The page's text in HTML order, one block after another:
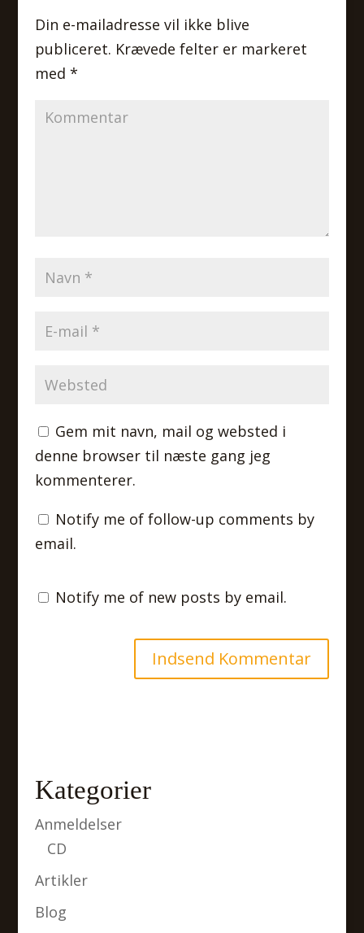
Din e-mailadresse vil ikke blive
publiceret. Krævede felter er markeret
med *
Gem mit navn, mail og websted i
denne browser til næste gang jeg
kommenterer.
Notify me of follow-up comments by
email.
Notify me of new posts by email.
Kategorier
Anmeldelser
CD
Artikler
Blog